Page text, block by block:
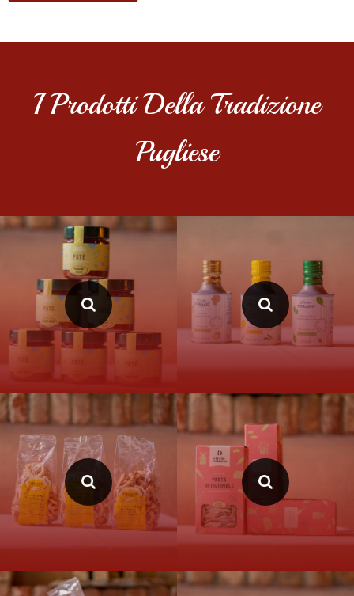
I Prodotti Della Tradizione
Pugliese